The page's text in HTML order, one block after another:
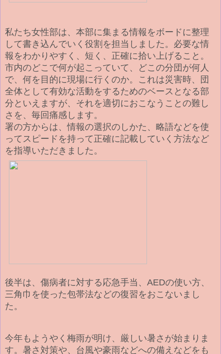
私たち女性部は、本部に集まる情報をボードに整理
して書き込んでいく役割を担当しました。必要な情
報をわかりやすく、短く、正確に拾い上げること。
市内のどこで何が起こっていて、どこの分団が何人
で、何を目的に現場に行くのか。これは災害時、団
全体として有効な活動をするためのベースとなる部
分といえますが、それを適切におこなうことの難し
さを、毎回痛感します。
署の方からは、情報の選択のしかた、略語などを使
ってスピードを持って正確に記載していく方法など
を指導いただきました。
後半は、傷病者に対する応急手当、 AEDの使い方、
三角巾を使った包帯法などの復習をおこないまし
た。
今年もようやく梅雨が明け、厳しい暑さが始まりま
す。暑さ対策や、台風や豪雨などへの備えなどをも